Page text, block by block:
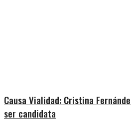
Causa Vialidad: Cristina
ser candidata